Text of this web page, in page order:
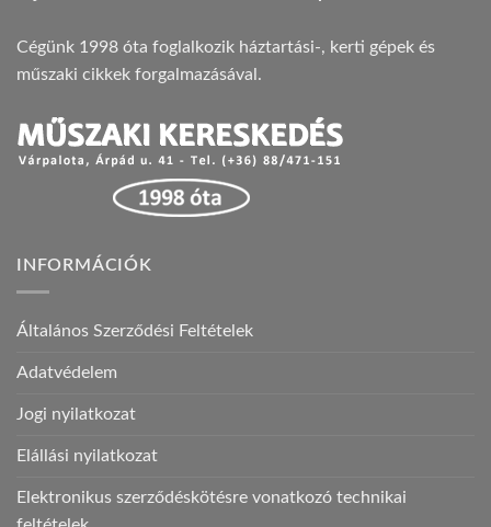
Cégünk 1998 óta foglalkozik háztartási-, kerti gépek és
műszaki cikkek forgalmazásával.
INFORMÁCIÓK
Általános Szerződési Feltételek
Adatvédelem
Jogi nyilatkozat
Elállási nyilatkozat
Elektronikus szerződéskötésre vonatkozó technikai